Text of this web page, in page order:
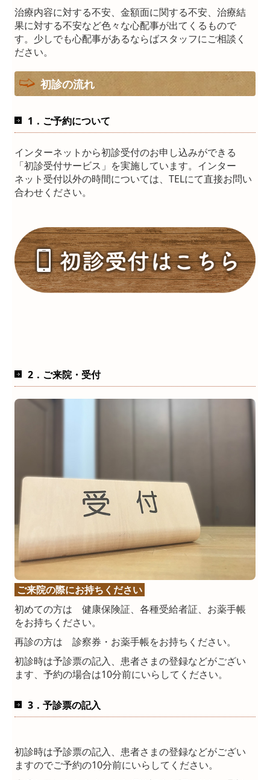
治療内容に対する不安、金額面に関する不安、治療結
果に対する不安など色々な心配事が出てくるもので
す。少しでも心配事があるならばスタッフにご相談く
ださい。
初診の流れ
1．ご予約について
インターネットから初診受付のお申し込みができる
「初診受付サービス」を実施しています。 インター
ネット受付以外の時間については、TELにて直接お問い
合わせください。
2．ご来院・受付
ご来院の際にお持ちください
初めての方は 健康保険証、各種受給者証、お薬手帳
をお持ちください。
再診の方は 診察券・お薬手帳をお持ちください。
初診時は予診票の記入、患者さまの登録などがござい
ます、予約の場合は10分前にいらしてください。
3．予診票の記入
初診時は予診票の記入、患者さまの登録などがござい
ますのでご予約の10分前にいらしてください。